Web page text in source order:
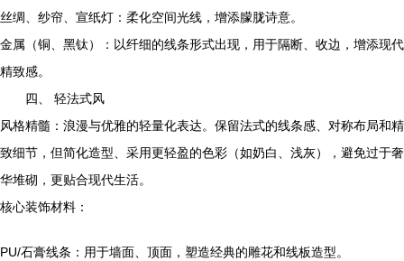
丝绸、纱帘、宣纸灯：柔化空间光线，增添朦胧诗意。
金属（铜、黑钛）：以纤细的线条形式出现，用于隔断、收边，增添现代
精致感。
四、 轻法式风
风格精髓：浪漫与优雅的轻量化表达。保留法式的线条感、对称布局和精
致细节，但简化造型、采用更轻盈的色彩（如奶白、浅灰），避免过于奢
华堆砌，更贴合现代生活。
核心装饰材料：
PU/石膏线条：用于墙面、顶面，塑造经典的雕花和线板造型。